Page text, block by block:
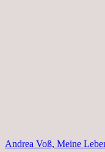
Andrea Voß, Meine